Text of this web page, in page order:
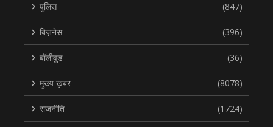
पुलिस (847)
बिज़नेस (396)
बॉलीवुड (36)
मुख्य ख़बर (8078)
राजनीति (1724)